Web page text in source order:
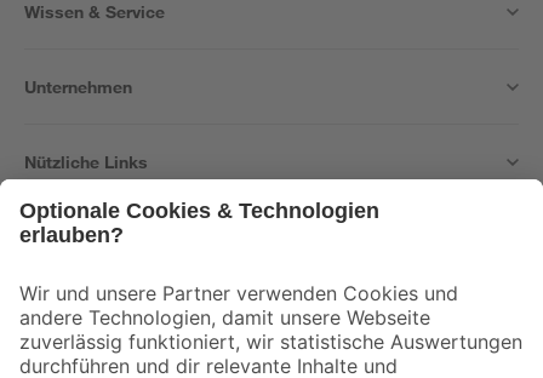
Wissen & Service
Unternehmen
Nützliche Links
Der toom Newsletter: Keine Angebote und Aktionen mehr verpassen!
Zur Newsletter Anmeldung